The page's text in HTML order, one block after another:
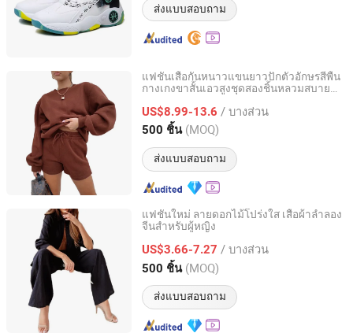
ส่งแบบสอบถาม
แฟชั่นเสื้อกันหนาวแขนยาวปักตัวอักษรสีพื้น
กางเกงขาสั้นเอวสูงชุดสองชิ้นหลวมสบาย
US$8.99-13.6 / บางส่วน
500 ชิ้น (MOQ)
ส่งแบบสอบถาม
Free Market Co., Ltd
Zhejiang, China อัตราจาก 2023
แฟชั่นใหม่ ลายดอกไม้โปร่งใส เสื้อผ้าลำลอง
จีนสำหรับผู้หญิง
US$3.66-7.27 / บางส่วน
500 ชิ้น (MOQ)
ส่งแบบสอบถาม
Free Market Co., Ltd
Zhejiang, China อัตราจาก 2023